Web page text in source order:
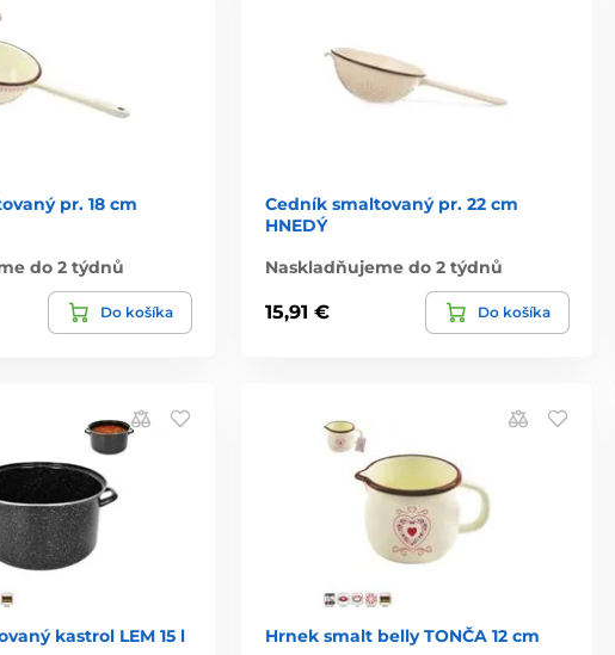
pr. 18 cm
do 2 týdnů
Do košíka
Cedník smaltovaný pr. 22 cm
HNEDÝ
Naskladňujeme do 2 týdnů
15,91 € Do košíka
kastrol LEM 15 l
Hrnek smalt belly TONČA 12 cm